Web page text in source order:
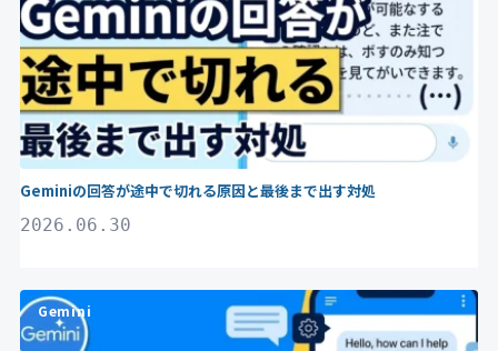
Geminiの回答が途中で切れる原因と最後まで出す対処
2026.06.30
Gemini